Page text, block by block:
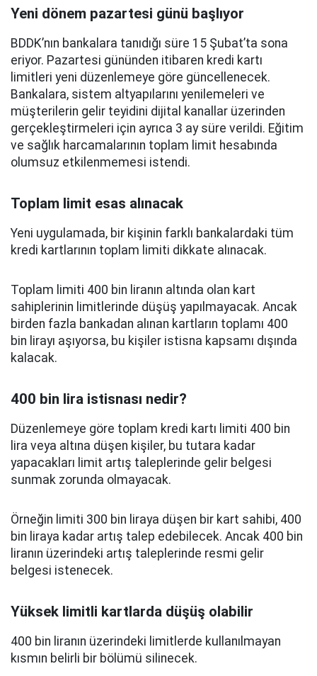
Yeni dönem pazartesi günü başlıyor
BDDK’nın bankalara tanıdığı süre 15 Şubat’ta sona
eriyor. Pazartesi gününden itibaren kredi kartı
limitleri yeni düzenlemeye göre güncellenecek.
Bankalara, sistem altyapılarını yenilemeleri ve
müşterilerin gelir teyidini dijital kanallar üzerinden
gerçekleştirmeleri için ayrıca 3 ay süre verildi. Eğitim
ve sağlık harcamalarının toplam limit hesabında
olumsuz etkilenmemesi istendi.
Toplam limit esas alınacak
Yeni uygulamada, bir kişinin farklı bankalardaki tüm
kredi kartlarının toplam limiti dikkate alınacak.
Toplam limiti 400 bin liranın altında olan kart
sahiplerinin limitlerinde düşüş yapılmayacak. Ancak
birden fazla bankadan alınan kartların toplamı 400
bin lirayı aşıyorsa, bu kişiler istisna kapsamı dışında
kalacak.
400 bin lira istisnası nedir?
Düzenlemeye göre toplam kredi kartı limiti 400 bin
lira veya altına düşen kişiler, bu tutara kadar
yapacakları limit artış taleplerinde gelir belgesi
sunmak zorunda olmayacak.
Örneğin limiti 300 bin liraya düşen bir kart sahibi, 400
bin liraya kadar artış talep edebilecek. Ancak 400 bin
liranın üzerindeki artış taleplerinde resmi gelir
belgesi istenecek.
Yüksek limitli kartlarda düşüş olabilir
400 bin liranın üzerindeki limitlerde kullanılmayan
kısmın belirli bir bölümü silinecek.